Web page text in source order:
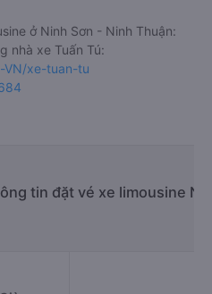
ở Ninh Sơn - Ninh Thuận:
nhà xe Tuấn Tú:
VN/xe-tuan-tu
tin đặt vé xe limousine